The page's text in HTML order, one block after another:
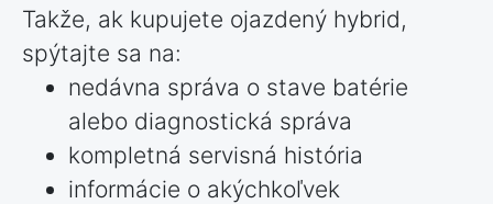
Takže, ak kupujete ojazdený hybrid,
spýtajte sa na:
nedávna správa o stave batérie
alebo diagnostická správa
kompletná servisná história
informácie o akýchkoľvek